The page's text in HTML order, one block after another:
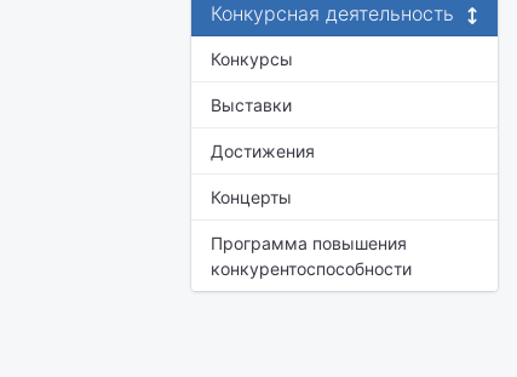
Конкурсная деятельность
Конкурсы
Выставки
Достижения
Концерты
Программа повышения
конкурентоспособности